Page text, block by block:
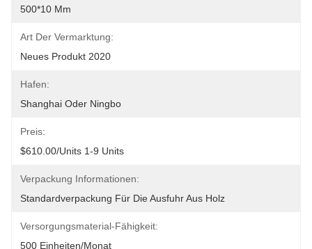
500*10 Mm
Art Der Vermarktung:
Neues Produkt 2020
Hafen:
Shanghai Oder Ningbo
Preis:
$610.00/units 1-9 Units
Verpackung Informationen:
Standardverpackung Für Die Ausfuhr Aus Holz
Versorgungsmaterial-Fähigkeit:
500 Einheiten/Monat